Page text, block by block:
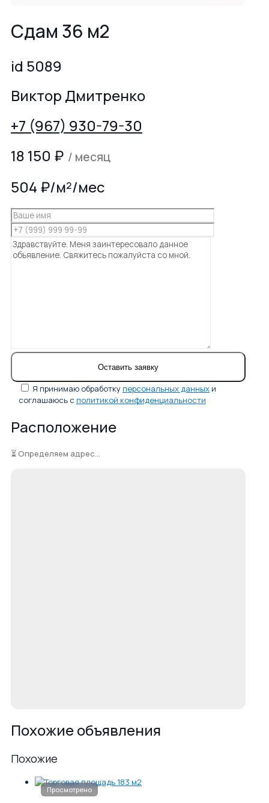
Сдам 36 м2
id 5089
Виктор Дмитренко
+7 (967) 930-79-30
18 150 ₽ / месяц
504 ₽/м²/мес
Я принимаю обработкуперсональных данных и
соглашаюсь с политикой конфиденциальности
Расположение
⏳ Определяем адрес...
Похожие объявления
Похожие